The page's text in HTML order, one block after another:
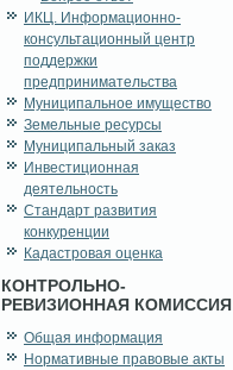
ИКЦ. Информационно-
консультационный центр
поддержки
предпринимательства
Муниципальное имущество
Земельные ресурсы
Муниципальный заказ
Инвестиционная
деятельность
Стандарт развития
конкуренции
Кадастровая оценка
КОНТРОЛЬНО-
РЕВИЗИОННАЯ КОМИССИЯ
Общая информация
Нормативные правовые акты